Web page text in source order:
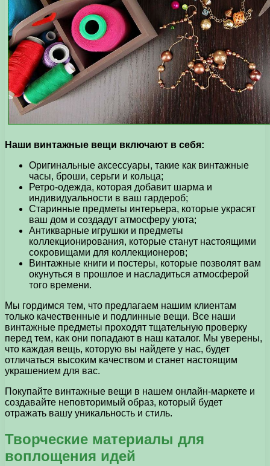
Наши винтажные вещи включают в себя:
Оригинальные аксессуары, такие как винтажные
часы, броши, серьги и кольца;
Ретро-одежда, которая добавит шарма и
индивидуальности в ваш гардероб;
Старинные предметы интерьера, которые украсят
ваш дом и создадут атмосферу уюта;
Антикварные игрушки и предметы
коллекционирования, которые станут настоящими
сокровищами для коллекционеров;
Винтажные книги и постеры, которые позволят вам
окунуться в прошлое и насладиться атмосферой
того времени.
Мы гордимся тем, что предлагаем нашим клиентам
только качественные и подлинные вещи. Все наши
винтажные предметы проходят тщательную проверку
перед тем, как они попадают в наш каталог. Мы уверены,
что каждая вещь, которую вы найдете у нас, будет
отличаться высоким качеством и станет настоящим
украшением для вас.
Покупайте винтажные вещи в нашем онлайн-маркете и
создавайте неповторимый образ, который будет
отражать вашу уникальность и стиль.
Творческие материалы для
воплощения идей